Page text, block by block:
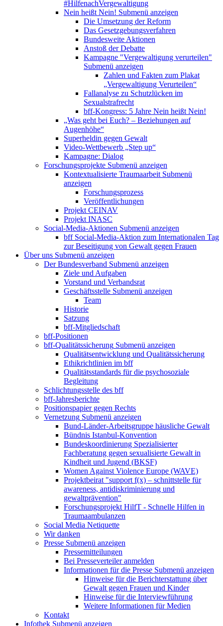
#HilfenachVergewaltigung
Nein heißt Nein! Submenü anzeigen
Die Umsetzung der Reform
Das Gesetzgebungsverfahren
Bundesweite Aktionen
Anstoß der Debatte
Kampagne "Vergewaltigung verurteilen"
Submenü anzeigen
Zahlen und Fakten zum Plakat
„Vergewaltigung Verurteilen“
Fallanalyse zu Schutzlücken im
Sexualstrafrecht
bff-Kongress: 5 Jahre Nein heißt Nein!
„Was geht bei Euch? – Beziehungen auf
Augenhöhe“
Superheldin gegen Gewalt
Video-Wettbewerb „Step up“
Kampagne: Dialog
Forschungsprojekte Submenü anzeigen
Kontextualisierte Traumaarbeit Submenü
anzeigen
Forschungsprozess
Veröffentlichungen
Projekt CEINAV
Projekt INASC
Social-Media-Aktionen Submenü anzeigen
bff Social-Media-Aktion zum Internationalen Tag
zur Beseitigung von Gewalt gegen Frauen
Über uns Submenü anzeigen
Der Bundesverband Submenü anzeigen
Ziele und Aufgaben
Vorstand und Verbandsrat
Geschäftsstelle Submenü anzeigen
Team
Historie
Satzung
bff-Mitgliedschaft
bff-Positionen
bff-Qualitätssicherung Submenü anzeigen
Qualitätsentwicklung und Qualitätssicherung
Ethikrichtlinien im bff
Qualitätsstandards für die psychosoziale
Begleitung
Schlichtungsstelle des bff
bff-Jahresberichte
Positionspapier gegen Rechts
Vernetzung Submenü anzeigen
Bund-Länder-Arbeitsgruppe häusliche Gewalt
Bündnis Istanbul-Konvention
Bundeskoordinierung Spezialisierter
Fachberatung gegen sexualisierte Gewalt in
Kindheit und Jugend (BKSF)
Women Against Violence Europe (WAVE)
Projektbeirat "support f(x) – schnittstelle für
awareness, antidiskriminierung und
gewaltprävention"
Forschungsprojekt HilfT - Schnelle Hilfen in
Traumaambulanzen
Social Media Netiquette
Wir danken
Presse Submenü anzeigen
Pressemitteilungen
Bei Presseverteiler anmelden
Informationen für die Presse Submenü anzeigen
Hinweise für die Berichterstattung über
Gewalt gegen Frauen und Kinder
Hinweise für die Interviewführung
Weitere Informationen für Medien
Kontakt
Infothek Submenü anzeigen